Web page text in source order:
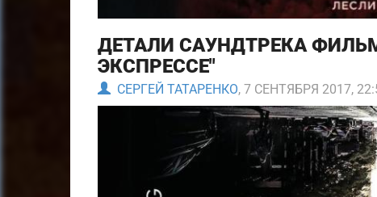
ДЕТАЛИ САУНДТРЕКА
ЭКСПРЕССЕ"
СЕРГЕЙ ТАТАРЕНКО, 7 СЕНТЯБРЯ 2017,